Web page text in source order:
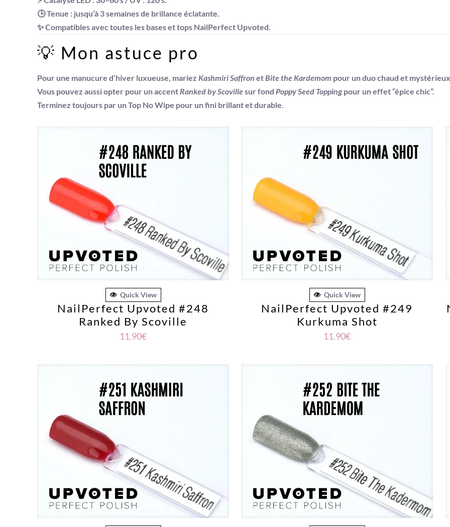
🕒 Tenue : jusqu’à 3 semaines de brillance éclatante.
✨ Compatibles avec toutes les bases et tops NailPerfect Upvoted.
💡 Mon astuce pro
Pour une manucure d’hiver luxueuse, mariezKashmiri Saffron etBite the Kardemom pour un duo chaud et
Vous pouvez aussi opter pour un accentRanked by Scovillesur fondPoppy Seed Topping pour un effet “épice chic”.
Terminez toujours par unTop No Wipe pour un fini brillant et durable.
Quick View
NailPerfect Upvoted #248
Ranked By Scoville
11.90€
Quick View
NailPerfect Upvoted #249
Kurkuma Shot
11.90€